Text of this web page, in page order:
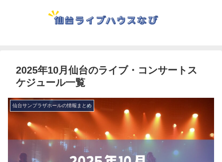
2025年10月仙台のライブ・コンサートス
ケジュール一覧
仙台サンプラザホールの情報まとめ